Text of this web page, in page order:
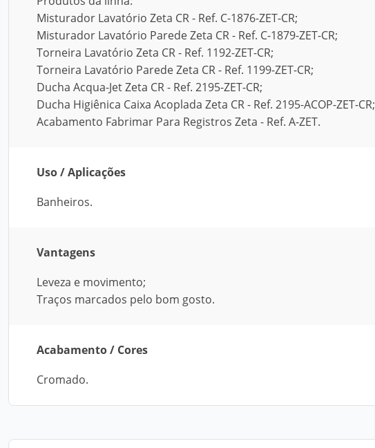
Misturador Lavatório Zeta CR - Ref. C-1876-ZET-CR;
Misturador Lavatório Parede Zeta CR - Ref. C-1879-ZET-CR;
Torneira Lavatório Zeta CR - Ref. 1192-ZET-CR;
Torneira Lavatório Parede Zeta CR - Ref. 1199-ZET-CR;
Ducha Acqua-Jet Zeta CR - Ref. 2195-ZET-CR;
Ducha Higiênica Caixa Acoplada Zeta CR - Ref. 2195-ACOP-ZET-CR;
Acabamento Fabrimar Para Registros Zeta - Ref. A-ZET.
Uso / Aplicações
Banheiros.
Vantagens
Leveza e movimento;
Traços marcados pelo bom gosto.
Acabamento / Cores
Cromado.